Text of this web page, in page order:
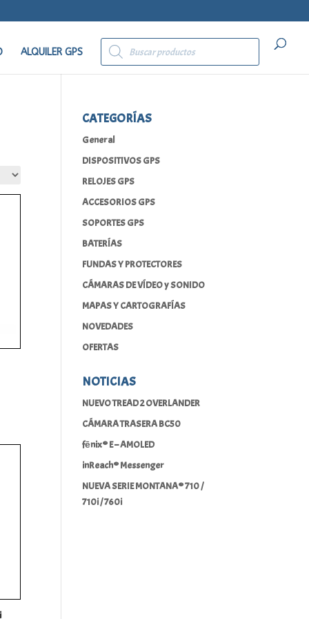
ALQUILER GPS
Búsqueda
de
productos
CATEGORÍAS
General
DISPOSITIVOS GPS
RELOJES GPS
ACCESORIOS GPS
SOPORTES GPS
BATERÍAS
FUNDAS Y PROTECTORES
CÁMARAS DE VÍDEO y SONIDO
MAPAS Y CARTOGRAFÍAS
NOVEDADES
OFERTAS
NOTICIAS
NUEVO TREAD 2 OVERLANDER
CÁMARA TRASERA BC50
fēnix® E – AMOLED
inReach® Messenger
NUEVA SERIE MONTANA® 710 /
710i / 760i